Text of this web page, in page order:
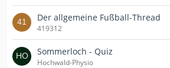
Der allgemeine Fußball-Thread
419312
Sommerloch - Quiz
Hochwald-Physio